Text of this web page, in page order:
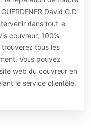
David G.D
dans tout le
couvreur, 100%
trouverez tous les
Vous pouvez
web du couvreur en
le service clientèle.